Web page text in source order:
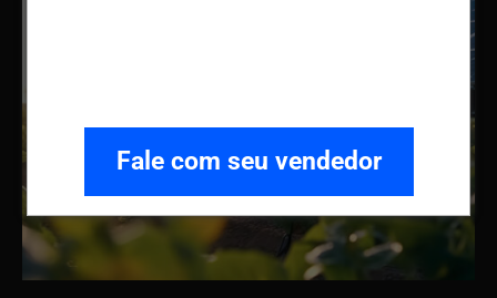
Fale com seu vendedor